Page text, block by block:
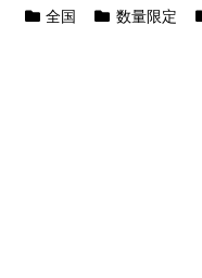
全国
数量限定